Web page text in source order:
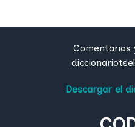
Comentarios
Descargar el